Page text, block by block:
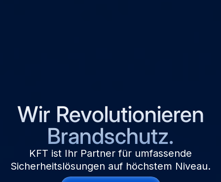
Wir Revolutionieren
Brandschutz.
KFT ist Ihr Partner für umfassende
Sicherheitslösungen auf höchstem Niveau.